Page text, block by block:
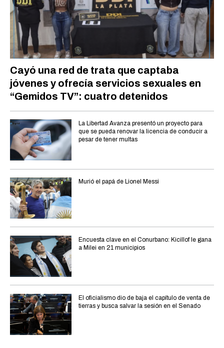
Cayó una red de trata que captaba
jóvenes y ofrecía servicios sexuales en
“Gemidos TV”: cuatro detenidos
La Libertad Avanza presentó un proyecto para
que se pueda renovar la licencia de conducir a
pesar de tener multas
Murió el papá de Lionel Messi
Encuesta clave en el Conurbano: Kicillof le gana
a Milei en 21 municipios
El oficialismo dio de baja el capítulo de venta de
tierras y busca salvar la sesión en el Senado